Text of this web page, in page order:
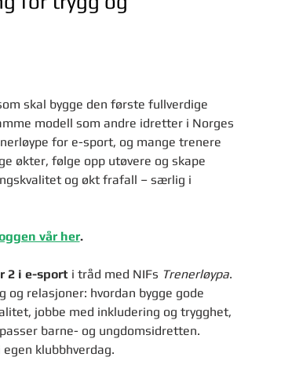
skal bygge den første fullverdige
modell som andre idretter i Norges
for e-sport, og mange trenere
økter, følge opp utøvere og skape
og økt frafall – særlig i
vår her.
2 i e-sport i tråd med NIFs Trenerløypa.
relasjoner: hvordan bygge gode
jobbe med inkludering og trygghet,
barne- og ungdomsidretten.
klubbhverdag.